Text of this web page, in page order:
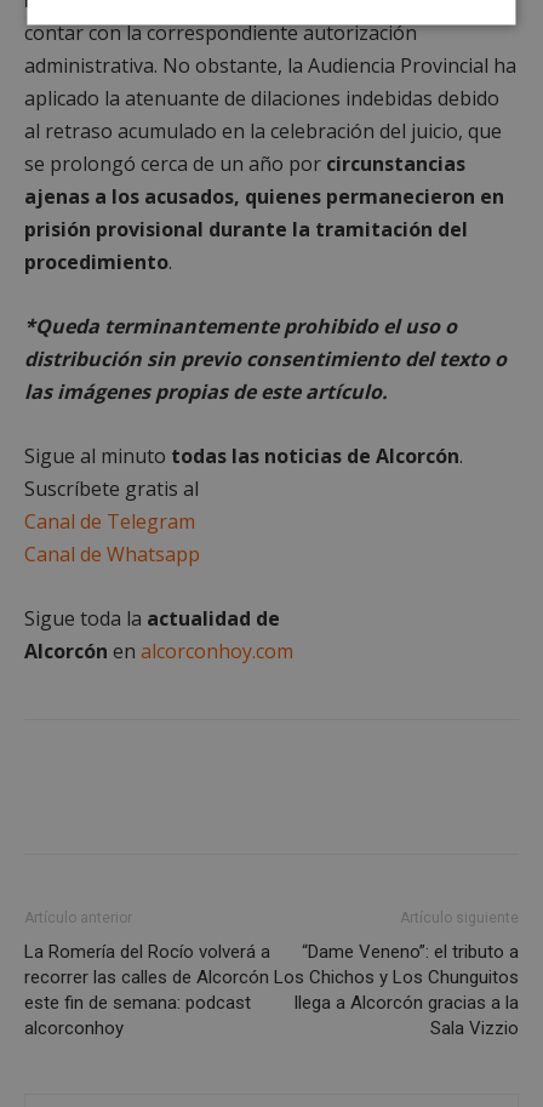
contar con la correspondiente autorización
administrativa. No obstante, la Audiencia Provincial ha
aplicado la atenuante de dilaciones indebidas debido
al retraso acumulado en la celebración del juicio, que
se prolongó cerca de un año por circunstancias
ajenas a los acusados, quienes permanecieron en
prisión provisional durante la tramitación del
procedimiento.
*Queda terminantemente prohibido el uso o
distribución sin previo consentimiento del texto o
las imágenes propias de este artículo.
Sigue al minuto todas las noticias de Alcorcón.
Suscríbete gratis al
Canal de Telegram
Canal de Whatsapp
Sigue toda la actualidad de
Alcorcón en alcorconhoy.com
Artículo anterior
La Romería del Rocío volverá a
recorrer las calles de Alcorcón
este fin de semana: podcast
alcorconhoy
Artículo siguiente
“Dame Veneno”: el tributo a
Los Chichos y Los Chunguitos
llega a Alcorcón gracias a la
Sala Vizzio
Cookies
estrictamente
necesarias
Cookies de
rendimiento
Cookies de
Cookies de
Cookies no clasificadas
Cookies estrictamente necesarias
Cookies de rendimiento
Cookies de funcionalidad
Las cookies estrictamente necesarias permiten la
funcionalidad principal del sitio web, como el
inicio de sesión de usuario y la gestión de cuentas.